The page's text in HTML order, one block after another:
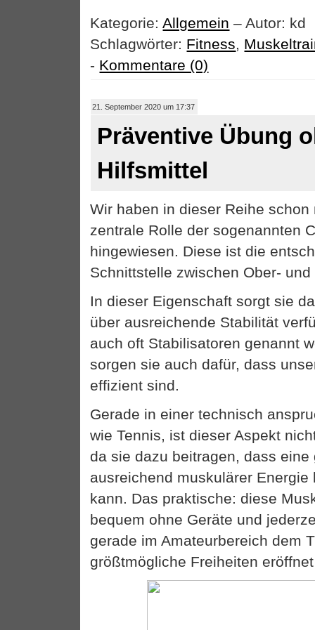
Kategorie:Allgemein – Autor: kd
Schlagwörter: Fitness,
- Kommentare (0)
21. September 2020 um 17:37
Präventive Übung
Hilfsmittel
Wir haben in dieser Reihe
zentrale Rolle der sogenannten
hingewiesen. Diese ist die
Schnittstelle zwischen Ober-
In dieser Eigenschaft sorgt sie
über ausreichende Stabilität
auch oft Stabilisatoren genannt
sorgen sie auch dafür, dass
effizient sind.
Gerade in einer technisch
wie Tennis, ist dieser Aspekt
da sie dazu beitragen, dass eine
ausreichend muskulärer Energie
kann. Das praktische: diese
bequem ohne Geräte und
gerade im Amateurbereich dem
größtmögliche Freiheiten